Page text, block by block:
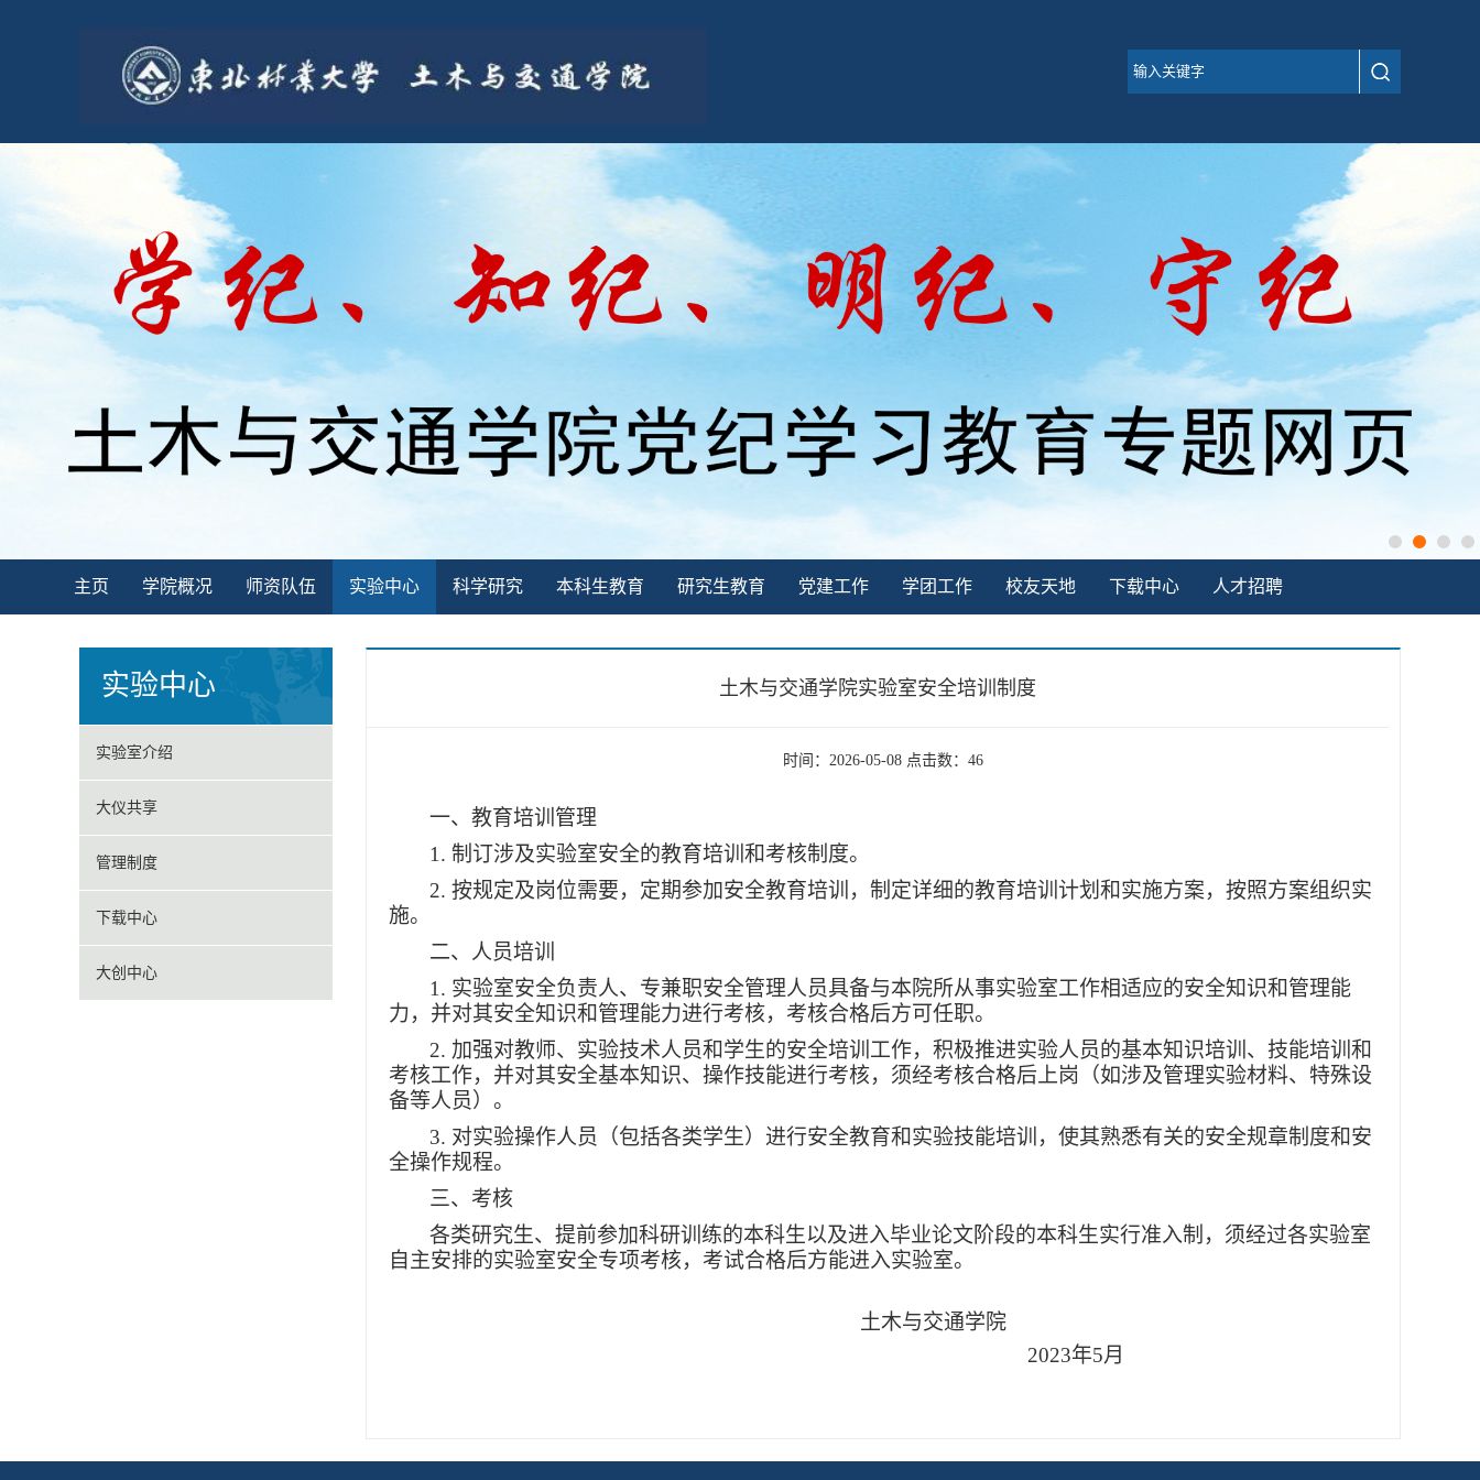
主页 学院概况 师资队伍 实验中心 科学研究 本科生教育 研究生教育 党建工作 学团工作 校友天地 下载中心 人才招聘
实验中心
实验室介绍
大仪共享
管理制度
下载中心
大创中心
土木与交通学院实验室安全培训制度
时间：2026-05-08 点击数： 46
一、 教育培训管理
1. 制订涉及实验室安全的教育培训和考核制度。
2. 按规定及岗位需要，定期参加安全教育培训，制定详细的教育培训计划和实施方案，按照方案组织实
施。
二、 人员培训
1. 实验室安全负责人、专兼职安全管理人员具备与本院所从事实验室工作相适应的安全知识和管理能
力，并对其安全知识和管理能力进行考核，考核合格后方可任职。
2. 加强对教师、实验技术人员和学生的安全培训工作，积极推进实验人员的基本知识培训、技能培训和
考核工作，并对其安全基本知识、操作技能进行考核，须经考核合格后上岗（如涉及管理实验材料、特殊设
备等人员）。
3. 对实验操作人员（包括各类学生）进行安全教育和实验技能培训，使其熟悉有关的安全规章制度和安
全操作规程。
三、 考核
各类研究生、提前参加科研训练的本科生以及进入毕业论文阶段的本科生实行准入制，须经过各实验室
自主安排的实验室安全专项考核，考试合格后方能进入实验室。
土木与交通学院
2023年5月